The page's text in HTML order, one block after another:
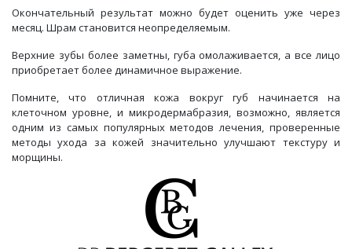
Окончательный результат можно будет оценить уже через
месяц. Шрам становится неопределяемым.
Верхние зубы более заметны, губа омолаживается, а все лицо
приобретает более динамичное выражение.
Помните, что отличная кожа вокруг губ начинается на
клеточном уровне, и микродермабразия, возможно, является
одним из самых популярных методов лечения, проверенные
методы ухода за кожей значительно улучшают текстуру и
морщины.